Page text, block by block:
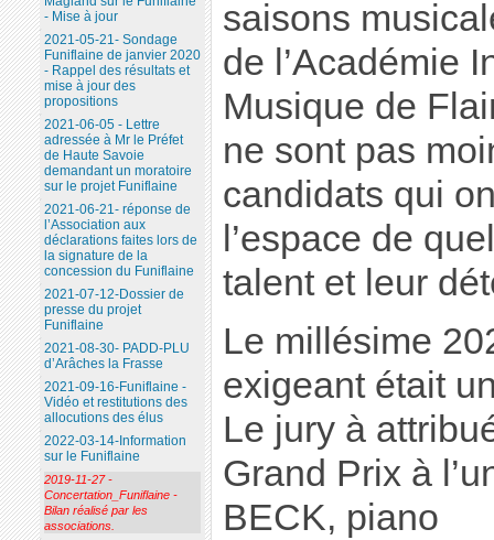
saisons
de l’Académie
Musique de
ne sont pas
candidats qui
l’espace de
talent et leur
Le millésime
exigeant était
Le jury à
Grand Prix à
BECK, piano
- Mise à jour
2021-05-21- Sondage
Funiflaine de janvier 2020
- Rappel des résultats et
mise à jour des
propositions
2021-06-05 - Lettre
adressée à Mr le Préfet
de Haute Savoie
demandant un moratoire
sur le projet Funiflaine
2021-06-21- réponse de
l’Association aux
déclarations faites lors de
la signature de la
concession du Funiflaine
2021-07-12-Dossier de
presse du projet
Funiflaine
2021-08-30- PADD-PLU
d’Arâches la Frasse
2021-09-16-Funiflaine -
Vidéo et restitutions des
allocutions des élus
2022-03-14-Information
sur le Funiflaine
2019-11-27 -
Concertation_Funiflaine -
Bilan réalisé par les
associations.